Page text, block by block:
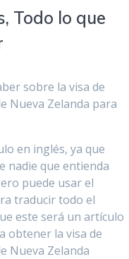
Todo lo que
sobre la visa de
Nueva Zelanda para
en inglés, ya que
nadie que entienda
puede usar el
traducir todo el
este será un artículo
obtener la visa de
Nueva Zelanda